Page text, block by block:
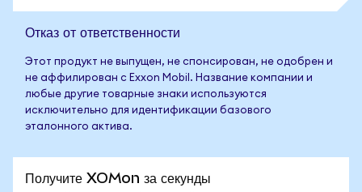
Отказ от ответственности
Этот продукт не выпущен, не спонсирован, не одобрен и
не аффилирован с Exxon Mobil. Название компании и
любые другие товарные знаки используются
исключительно для идентификации базового
эталонного актива.
Получите XOMon за секунды